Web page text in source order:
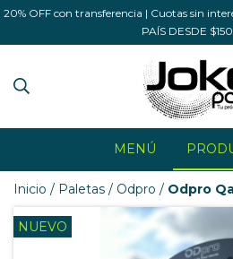
20% OFF con transferencia | Cuotas sin
PAÍS DESDE
MENÚ
Inicio / Paletas / Odpro / Odpro
NUEVO